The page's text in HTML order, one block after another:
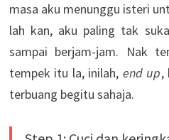
masa aku menunggu isteri
lah kan, aku paling tak
sampai berjam-jam. Nak
tempek itu la, inilah, end up,
terbuang begitu sahaja.